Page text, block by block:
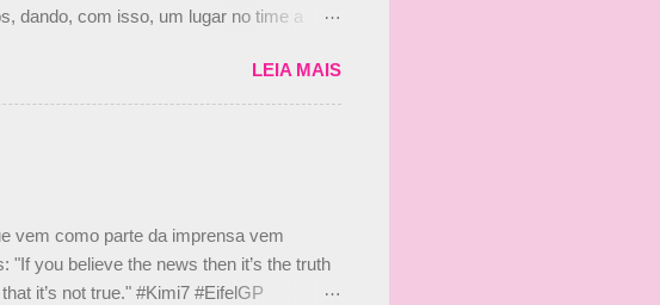
dando, com isso, um lugar no time a
de Bruno Senna em 2010. "Na
“Mas depois de ter assinado com Bruno
que não tem nada contra o filho do
LEIA MAIS
vem como parte da imprensa vem
you believe the news then it’s the truth
it’s not true." #Kimi7 #EifelGP